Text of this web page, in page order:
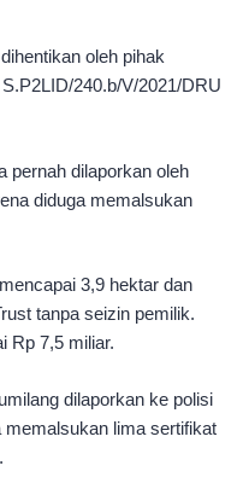
oleh pihak
240.b/V/2021/DRU
pernah dilaporkan oleh
diduga memalsukan
3,9 hektar dan
tanpa seizin pemilik.
Rp 7,5 miliar.
dilaporkan ke polisi
memalsukan lima sertifikat